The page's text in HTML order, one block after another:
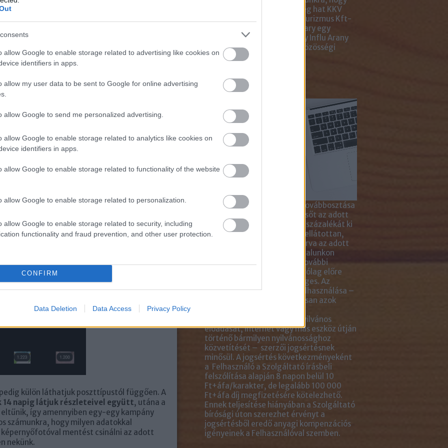
allow Google to enable storage related to advertising like cookies on
identifiers in apps.
allow my user data to be sent to Google for online advertising
allow Google to send me personalized advertising.
allow Google to enable storage related to analytics like cookies on
identifiers in apps.
allow Google to enable storage related to functionality of the website
allow Google to enable storage related to personalization.
allow Google to enable storage related to security, including
functionality and fraud prevention, and other user protection.
CONFIRM
Data Deletion Data Access Privacy Policy
időintervallumban és milyen szempont
megosztott bejegyzéseinket. Itt
például egy év, három hónap, 1 hét. A
között az elért felhasználók száma, a
vagy hogy hányan kattintottak át
külön láthatjuk poszttípustól függően. A
14 napig látjuk részleteivel együtt, utána a
így amennyiben egy-egy kampány
számunkra, hogy milyen adatokkal
mentést csinálni az adott
nekünk.
Magyar Marketing Szövetség hat KKV
Marketing Gyémánt Díjjal, Turizmus Kft-
től 5 díjjal, az Internet Hungary egy
fődíjjal, a KREATÍV pedig egy Influ Arany
díjjal tüntette ki cégünket közösségi
média kampányaiért.
Így használd cikkeinket...
Az anyagok linkkel történő továbbosztása
természetesen lehetséges, sőt az adott
blogcikkben lévő tartalom 5 százalékát ki
is másolhatod idézőjelekkel ellátottan,
közvetlenül mellé- vagy aláírva az adott
blogbejegyzés linkjét. Az oldalunkon
található anyagok minden további
felhasználása azonban kizárólag előre
egyeztetett módon lehetséges. Az
anyagok engedély nélküli felhasználása –
ideértve, de nem kizárólagosan azok
átdolgozását, fordítását, nyilvános
előadását, internet vagy más eszköz útján
történő bármilyen nyilvánossághoz
közvetítését – szerzői jogsértésnek
minősül. A jogsértés következményeként
a Felhasználó a Szolgáltató írásbeli
felszólítása alapján 8 napon belül 10
Ft+áfa/karakter, de legalább 100 000
Ft+áfa díj megfizetésére kötelezhető.
Ennek teljesítése hiányában a Szolgáltató
bírósági úton szerezhet érvényt a
jogsértésből eredő anyagi kompenzációs
igényeinek a Felhasználóval szemben.